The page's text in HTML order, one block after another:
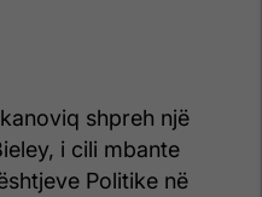
shpreh një
i cili mbante
Politike në